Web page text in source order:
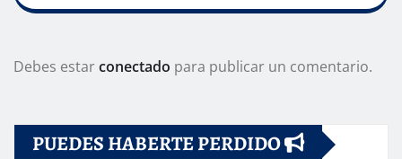
Debes estarconectado para publicar un comentario.
PUEDES HABERTE PERDIDO